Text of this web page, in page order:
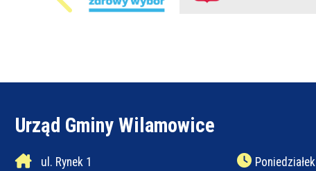
Urząd Gminy Wilamowice
ul. Rynek 1 Poniedziałek